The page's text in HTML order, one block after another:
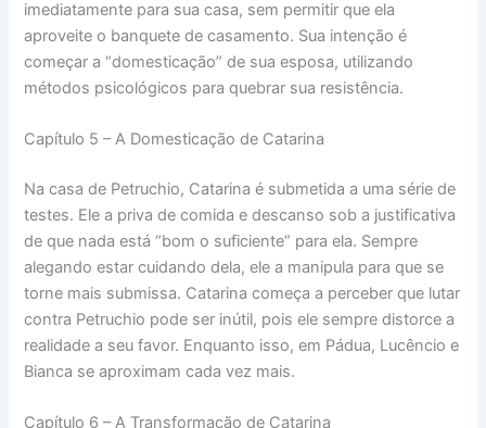
imediatamente para sua casa, sem permitir que ela
aproveite o banquete de casamento. Sua intenção é
começar a “domesticação” de sua esposa, utilizando
métodos psicológicos para quebrar sua resistência.
Capítulo 5 – A Domesticação de Catarina
Na casa de Petruchio, Catarina é submetida a uma série de
testes. Ele a priva de comida e descanso sob a justificativa
de que nada está “bom o suficiente” para ela. Sempre
alegando estar cuidando dela, ele a manipula para que se
torne mais submissa. Catarina começa a perceber que lutar
contra Petruchio pode ser inútil, pois ele sempre distorce a
realidade a seu favor. Enquanto isso, em Pádua, Lucêncio e
Bianca se aproximam cada vez mais.
Capítulo 6 – A Transformação de Catarina